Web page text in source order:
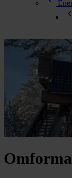
Toalett
Grill & Fritid
Reservdelar
chevron_left